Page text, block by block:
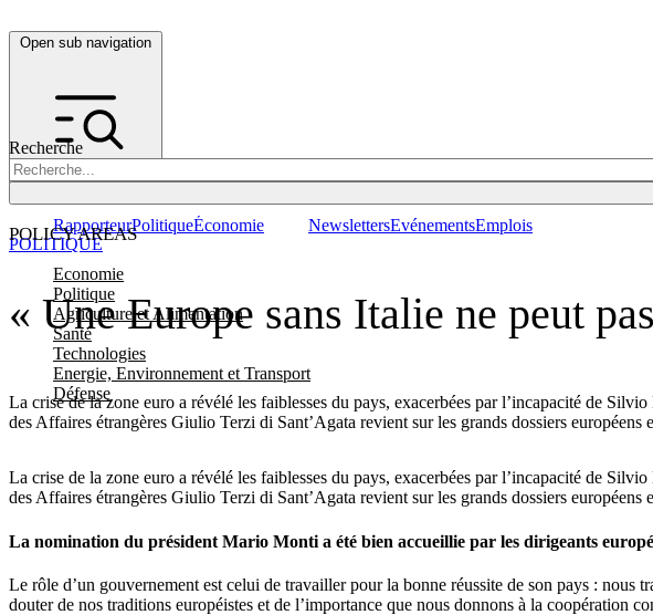
Open sub navigation
Recherche
POLICY AREAS
Economie
Politique
Agriculture et Alimentation
Santé
Technologies
Energie, Environnement et Transport
Défense
RapporteurPolitiqueÉconomie NewslettersEvénementsEmplois
« Une Europe sans Italie ne peut
La crise de la zone euro a révélé les faiblesses du pays, exacerbées par l’incapacité de
des Affaires étrangères Giulio Terzi di Sant’Agata revient sur les grands dossiers européens
POLITIQUE
La crise de la zone euro a révélé les faiblesses du pays, exacerbées par l’incapacité de
des Affaires étrangères Giulio Terzi di Sant’Agata revient sur les grands dossiers européens
La nomination du président Mario Monti a été bien accueillie par les dirigeants
Le rôle d’un gouvernement est celui de travailler pour la bonne réussite de son pays : nous
douter de nos traditions européistes et de l’importance que nous donnons à la coopération